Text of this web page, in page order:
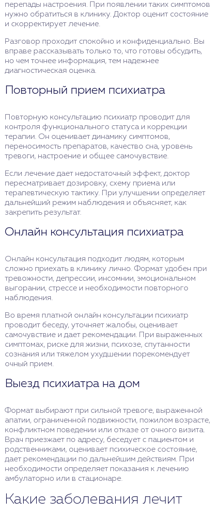
перепады настроения. При появлении таких симптомов
нужно обратиться в клинику. Доктор оценит состояние
и скорректирует лечение.
Разговор проходит спокойно и конфиденциально. Вы
вправе рассказывать только то, что готовы обсудить,
но чем точнее информация, тем надежнее
диагностическая оценка.
Повторный прием психиатра
Повторную консультацию психиатр проводит для
контроля функционального статуса и коррекции
терапии. Он оценивает динамику симптомов,
переносимость препаратов, качество сна, уровень
тревоги, настроение и общее самочувствие.
Если лечение дает недостаточный эффект, доктор
пересматривает дозировку, схему приема или
терапевтическую тактику. При улучшении определяет
дальнейший режим наблюдения и объясняет, как
закрепить результат.
Онлайн консультация психиатра
Онлайн консультация подходит людям, которым
сложно приехать в клинику лично. Формат удобен при
тревожности, депрессии, инсомнии, эмоциональном
выгорании, стрессе и необходимости повторного
наблюдения.
Во время платной онлайн консультации психиатр
проводит беседу, уточняет жалобы, оценивает
самочувствие и дает рекомендации. При выраженных
симптомах, риске для жизни, психозе, спутанности
сознания или тяжелом ухудшении порекомендует
очный прием.
Выезд психиатра на дом
Формат выбирают при сильной тревоге, выраженной
апатии, ограниченной подвижности, пожилом возрасте,
конфликтном поведении или отказе от очного визита.
Врач приезжает по адресу, беседует с пациентом и
родственниками, оценивает психическое состояние,
дает рекомендации по дальнейшим действиям. При
необходимости определяет показания к лечению
амбулаторно или в стационаре.
Какие заболевания лечит